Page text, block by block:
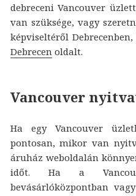
debreceni Vancouver
van szüksége, vagy
képviseltéről
Debrecen oldalt.
Vancouver
Ha egy Vancouver
pontosan, mikor van
áruház weboldalán
időt. Ha a
bevásárlóközpontban